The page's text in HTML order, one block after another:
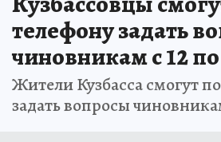
телефону задать
чиновникам с 12
Жители Кузбасса смогут
задать вопросы